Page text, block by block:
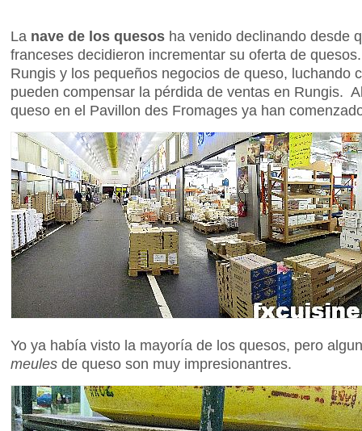
La nave de los quesos ha venido declinando desde
franceses decidieron incrementar su oferta de
Rungis y los pequeños negocios de queso, luchando
pueden compensar la pérdida de ventas en Rungis.
queso en el Pavillon des Fromages ya han
Yo ya había visto la mayoría de los quesos, pero
meules de queso son muy impresionantres.